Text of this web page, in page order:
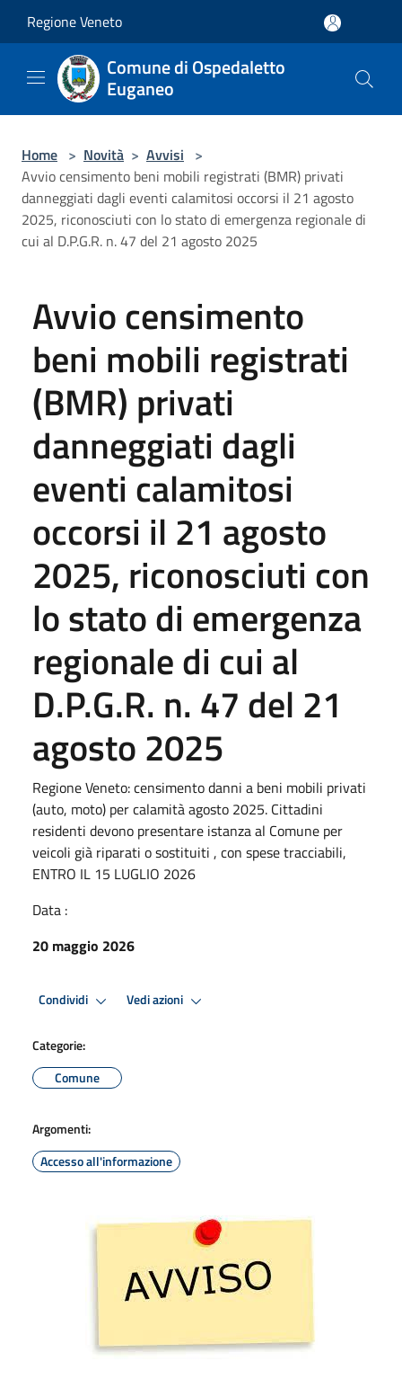
Regione Veneto
Comune di Ospedaletto
Euganeo
Home > Novità > Avvisi >
Avvio censimento beni mobili registrati (BMR) privati
danneggiati dagli eventi calamitosi occorsi il 21 agosto
2025, riconosciuti con lo stato di emergenza regionale di
cui al D.P.G.R. n. 47 del 21 agosto 2025
Avvio censimento
beni mobili registrati
(BMR) privati
danneggiati dagli
eventi calamitosi
occorsi il 21 agosto
2025, riconosciuti con
lo stato di emergenza
regionale di cui al
D.P.G.R. n. 47 del 21
agosto 2025
Regione Veneto: censimento danni a beni mobili privati
(auto, moto) per calamità agosto 2025. Cittadini
residenti devono presentare istanza al Comune per
veicoli già riparati o sostituiti , con spese tracciabili,
ENTRO IL 15 LUGLIO 2026
Data :
20 maggio 2026
Condividi Vedi azioni
Categorie:
Comune
Argomenti:
Accesso all'informazione